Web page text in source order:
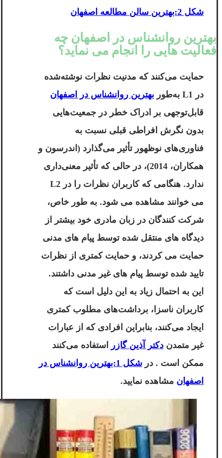
شکل 2:بهترین سالن مطالعه اصفهان
بهترین روانشناس در اصفهان چه
فعالیت هایی را انجام می نماید؟
حمایت می‌کنند که مدنیت نظرات نوشته‌شده
در L1 به‌طور
بهترین روانشناس در اصفهان
قابل‌توجهی بر ادراک خطر در جمعیت‌هایی
بدون نگرش افراطی قبلی نسبت به
فناوری‌های نوظهور تأثیر می‌گذارد (اندرسون و
همکاران، 2014)، در حالی که تأثیر معنی‌داری
ندارد. هنگامی که کاربران نظرات را در L2
می خوانند مشاهده می شود. به طور خاص،
شرکت کنندگان در زبان مادری خود بیشتر از
دیدگاه های منتقل شده توسط پیام های مدنی
حمایت می کردند، و حمایت کمتری از نظرات
تایید شده توسط پیام های غیر مدنی داشتند.
این به احتمال زیاد به این دلیل است که
کاربران ناسزا، برداشت‌های مطلوب کمتری
ایجاد می‌کنند، بنابراین افرادی که از عبارات
غیر متمدن دکتر آذین گازر
استفاده می‌کنند
ممکن است . در
شکل 1:بهترین روانشناس در
اصفهان مشاهده نمایید.